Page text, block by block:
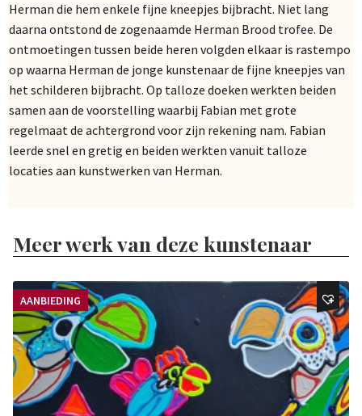
Herman die hem enkele fijne kneepjes bijbracht. Niet lang
daarna ontstond de zogenaamde Herman Brood trofee. De
ontmoetingen tussen beide heren volgden elkaar is rastempo
op waarna Herman de jonge kunstenaar de fijne kneepjes van
het schilderen bijbracht. Op talloze doeken werkten beiden
samen aan de voorstelling waarbij Fabian met grote
regelmaat de achtergrond voor zijn rekening nam. Fabian
leerde snel en gretig en beiden werkten vanuit talloze
locaties aan kunstwerken van Herman.
Meer werk van deze kunstenaar
AANBIEDING